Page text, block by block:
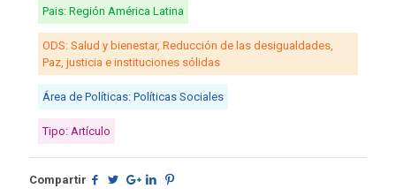
Pais: Región América Latina
ODS: Salud y bienestar, Reducción de las desigualdades,
Paz, justicia e instituciones sólidas
Área de Políticas: Políticas Sociales
Tipo: Artículo
Compartir